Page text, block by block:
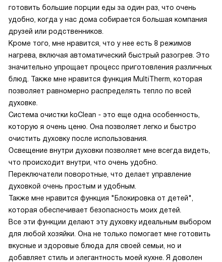
готовить большие порции еды за один раз, что очень
удобно, когда у нас дома собирается большая компания
друзей или родственников.
Кроме того, мне нравится, что у нее есть 8 режимов
нагрева, включая автоматический быстрый разогрев. Это
значительно упрощает процесс приготовления различных
блюд. Также мне нравится функция MultiTherm, которая
позволяет равномерно распределять тепло по всей
духовке.
Система очистки koClean - это еще одна особенность,
которую я очень ценю. Она позволяет легко и быстро
очистить духовку после использования.
Освещение внутри духовки позволяет мне всегда видеть,
что происходит внутри, что очень удобно.
Переключатели поворотные, что делает управление
духовкой очень простым и удобным.
Также мне нравится функция "Блокировка от детей",
которая обеспечивает безопасность моих детей.
Все эти функции делают эту духовку идеальным выбором
для любой хозяйки. Она не только помогает мне готовить
вкусные и здоровые блюда для своей семьи, но и
добавляет стиль и элегантность моей кухне. Я доволен